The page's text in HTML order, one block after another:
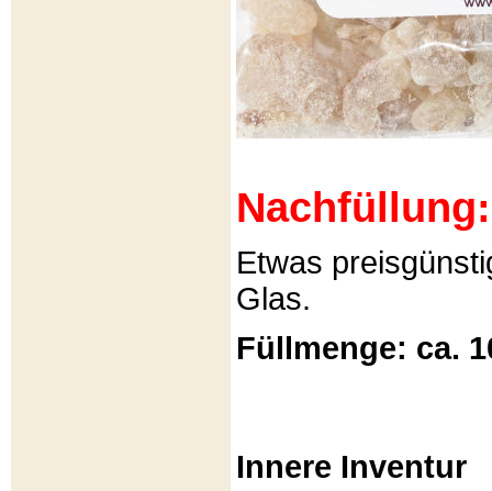
Etwas
Glas.
Füllmenge: ca.
Innere Inventur